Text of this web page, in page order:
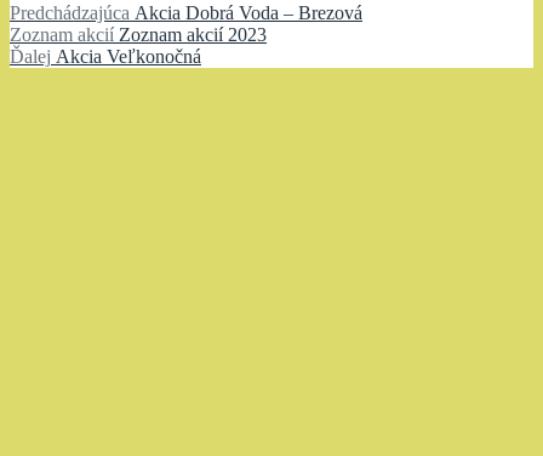
Navigácia
v
Predchádzajúca Predchádzajúci
článok:
Akcia Dobrá Voda – Brezová
Zoznam akcií Zoznam
akcií:
Zoznam akcií 2023
Ďalej Ďalší
Akcia Veľkonočná